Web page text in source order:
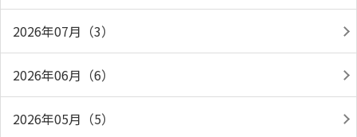
2026年07月（3）
2026年06月（6）
2026年05月（5）